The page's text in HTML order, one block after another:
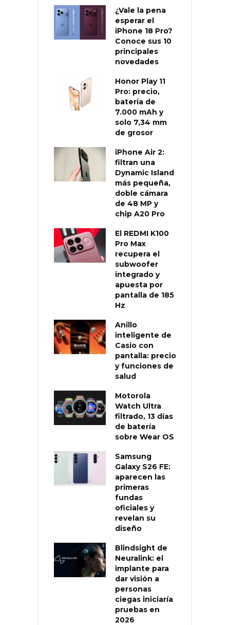
¿Vale la pena
esperar el
iPhone 18 Pro?
Conoce sus 10
principales
novedades
Honor Play 11
Pro: precio,
batería de
7.000 mAh y
solo 7,34 mm
de grosor
iPhone Air 2:
filtran una
Dynamic Island
más pequeña,
doble cámara
de 48 MP y
chip A20 Pro
El REDMI K100
Pro Max
recupera el
subwoofer
integrado y
apuesta por
pantalla de 185
Hz
Anillo
inteligente de
Casio con
pantalla: precio
y funciones de
salud
Motorola
Watch Ultra
filtrado, 13 días
de batería
sobre Wear OS
Samsung
Galaxy S26 FE:
aparecen las
primeras
fundas
oficiales y
revelan su
diseño
Blindsight de
Neuralink: el
implante para
dar visión a
personas
ciegas iniciaría
pruebas en
2026